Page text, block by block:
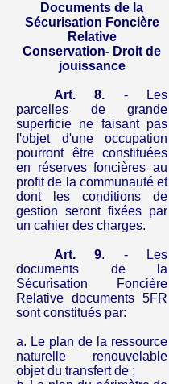
Documents de la
Sécurisation Foncière
Relative
Conservation- Droit de
jouissance
Art. 8. - Les
parcelles de grande
superficie ne faisant pas
l'objet d'une occupation
pourront être constituées
en réserves foncières au
profit de la communauté et
dont les conditions de
gestion seront fixées par
un cahier des charges.
Art. 9. - Les
documents de la
Sécurisation Foncière
Relative documents 5FR
sont constitués par:
a. Le plan de la ressource
naturelle renouvelable
objet du transfert de ;